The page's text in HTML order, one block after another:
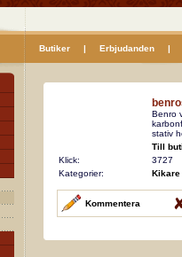
Butiker| Erbjudanden|
Benro
stativ
Till
Klick:
3727
Kategorier:
Kikare
Kommentera